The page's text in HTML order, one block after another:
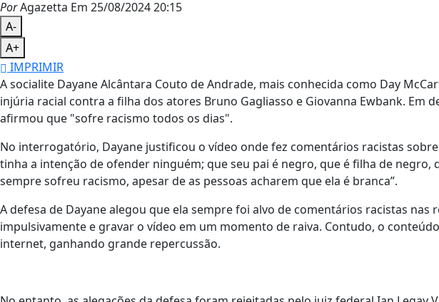
PorAgazetta Em 25/08/2024 20:15
A-
A+
IMPRIMIR
A socialite Dayane Alcântara Couto de Andrade, mais conhecida como Day
injúria racial contra a filha dos atores Bruno Gagliasso e Giovanna Ewbank. Em
afirmou que "sofre racismo todos os dias".
No interrogatório, Dayane justificou o vídeo onde fez comentários racistas
tinha a intenção de ofender ninguém; que seu pai é negro, que é filha de negro,
sempre sofreu racismo, apesar de as pessoas acharem que ela é branca”.
A defesa de Dayane alegou que ela sempre foi alvo de comentários racistas nas
impulsivamente e gravar o vídeo em um momento de raiva. Contudo, o
internet, ganhando grande repercussão.